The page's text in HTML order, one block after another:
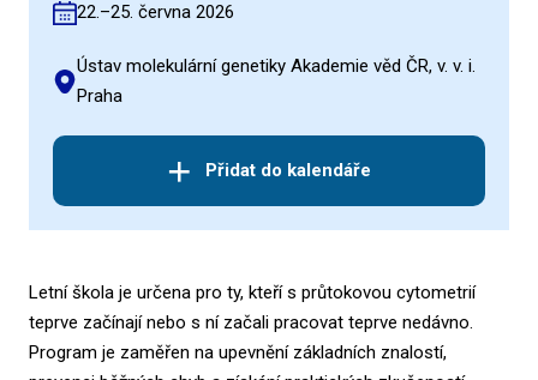
22.–25. června 2026
Ústav molekulární genetiky Akademie věd ČR, v. v. i.
Praha
Přidat do kalendáře
Letní škola je určena pro ty, kteří s průtokovou cytometrií
teprve začínají nebo s ní začali pracovat teprve nedávno.
Program je zaměřen na upevnění základních znalostí,